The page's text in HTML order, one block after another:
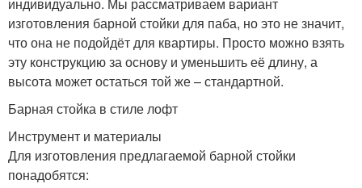
индивидуально. Мы рассматриваем вариант
изготовления барной стойки для паба, но это не значит,
что она не подойдёт для квартиры. Просто можно взять
эту конструкцию за основу и уменьшить её длину, а
высота может остаться той же – стандартной.
Барная стойка в стиле лофт
Инструмент и материалы
Для изготовления предлагаемой барной стойки
понадобятся: